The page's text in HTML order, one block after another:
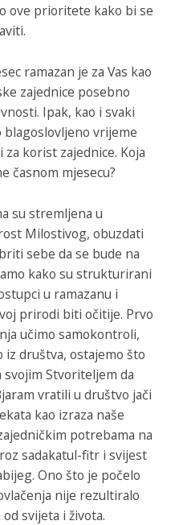
ove prioritete kako bi se
ramazan je za Vas kao
zajednice posebno
Ipak, kao i svaki
vrijeme
korist zajednice. Koja
časnom mjesecu?
su stremljena u
Milostivog, obuzdati
sebe da se bude na
kako su strukturirani
u ramazanu i
prirodi biti očitije. Prvo
učimo samokontroli,
iz društva, ostajemo što
svojim Stvoriteljem da
vratili u društvo jači
kao izraza naše
potrebama na
sadakatul-fitr i svijest
Ono što je počelo
nije rezultiralo
svijeta i života.